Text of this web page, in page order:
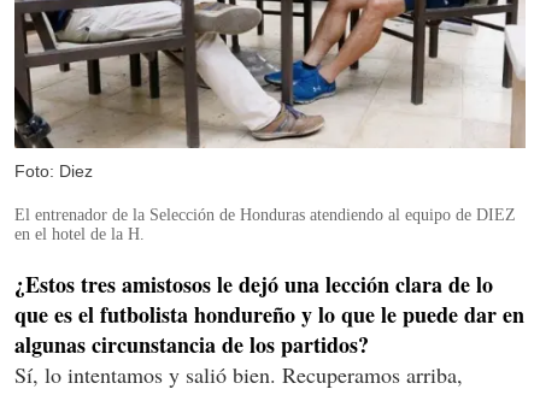
Foto: Diez
El entrenador de la Selección de Honduras atendiendo al equipo de DIEZ
en el hotel de la H.
¿Estos tres amistosos le dejó una lección clara de lo
que es el futbolista hondureño y lo que le puede dar en
algunas circunstancia de los partidos?
Sí, lo intentamos y salió bien. Recuperamos arriba,